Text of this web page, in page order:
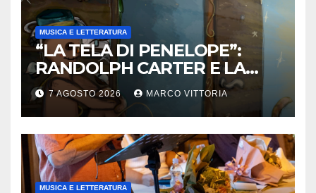
MUSICA E LETTERATURA
“LA TELA DI PENELOPE”:
RANDOLPH CARTER E LA
ROTTURA CHE DIVENTA
LIBERTÀ
7 AGOSTO 2026 MARCO VITTORIA
MUSICA E LETTERATURA